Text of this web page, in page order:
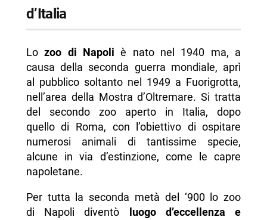
d’Italia
Lozoo di Napoli è nato nel 1940 ma, a
causa della seconda guerra mondiale, aprì
al pubblico soltanto nel 1949 a Fuorigrotta,
nell’area della Mostra d’Oltremare. Si tratta
del secondo zoo aperto in Italia, dopo
quello di Roma, con l’obiettivo di ospitare
numerosi animali di tantissime specie,
alcune in via d’estinzione, come le capre
napoletane.
Per tutta la seconda metà del ‘900 lo zoo
di Napoli diventò
luogo d’eccellenza e